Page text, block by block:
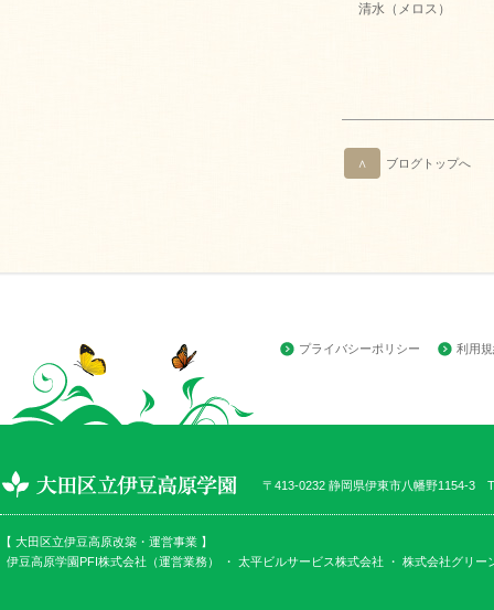
清水（メロス）
∧ ブログトップへ
プライバシーポリシー 利用
〒413-0232 静岡県伊東市八幡野1154-3
【 大田区立伊豆高原改築・運営事業 】
伊豆高原学園PFI株式会社（運営業務） ・ 太平ビルサービス株式会社 ・ 株式会社グリー